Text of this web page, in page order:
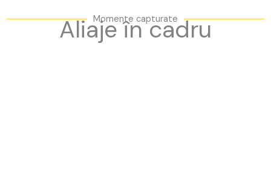
Momente capturate
Aliaje în cadru